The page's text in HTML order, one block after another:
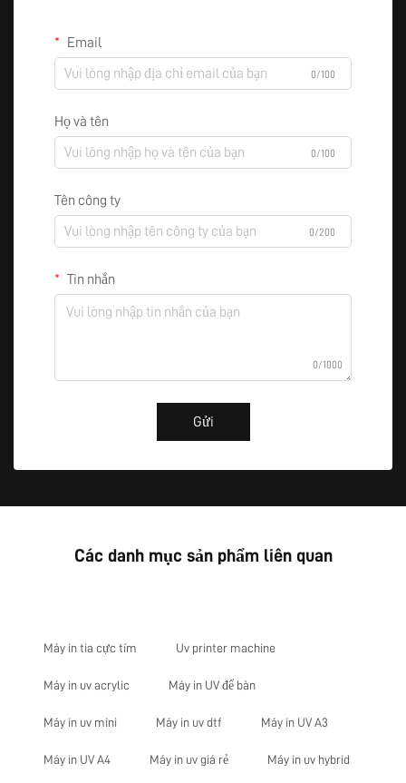
Email
0/100
Họ và tên
0/100
Tên công ty
0/200
Tin nhắn
0/1000
Gửi
Các danh mục sản phẩm liên quan
Máy in tia cực tím Uv printer machine
Máy in uv acrylic Máy in UV để bàn
Máy in uv mini Máy in uv dtf Máy in UV A3
Máy in UV A4 Máy in uv giá rẻ Máy in uv hybrid